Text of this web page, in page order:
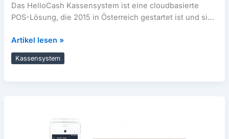
Das HelloCash Kassensystem ist eine cloudbasierte
POS-Lösung, die 2015 in Österreich gestartet ist und sich
HelloCash
Kassensystem
im
Erfahrungen
Artikel lesen »
Kassensystem